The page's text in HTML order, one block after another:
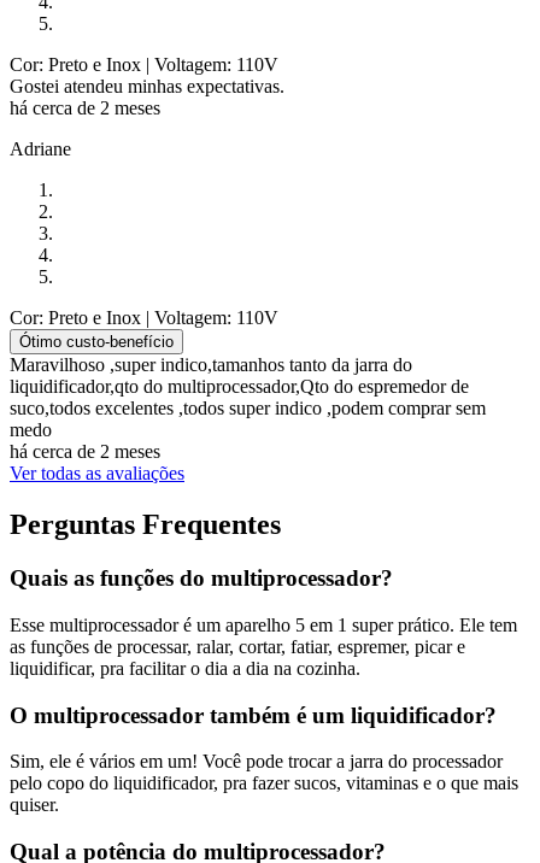
Cor: Preto e Inox | Voltagem: 110V
Gostei atendeu minhas expectativas.
há cerca de 2 meses
Adriane
Cor: Preto e Inox | Voltagem: 110V
Ótimo custo-benefício
Maravilhoso ,super indico,tamanhos tanto da jarra do
liquidificador,qto do multiprocessador,Qto do espremedor de
suco,todos excelentes ,todos super indico ,podem comprar sem
medo
há cerca de 2 meses
Ver todas as avaliações
Perguntas Frequentes
Quais as funções do multiprocessador?
Esse multiprocessador é um aparelho 5 em 1 super prático. Ele tem
as funções de processar, ralar, cortar, fatiar, espremer, picar e
liquidificar, pra facilitar o dia a dia na cozinha.
O multiprocessador também é um liquidificador?
Sim, ele é vários em um! Você pode trocar a jarra do processador
pelo copo do liquidificador, pra fazer sucos, vitaminas e o que mais
quiser.
Qual a potência do multiprocessador?